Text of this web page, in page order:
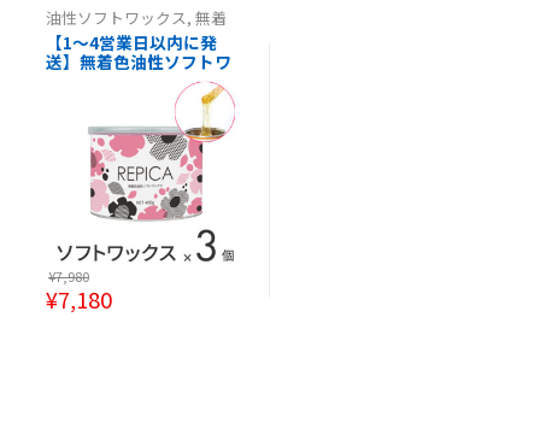
油性ソフトワックス,無着
色油性ソフトワックス
【1～4営業日以内に発
送】無着色油性ソフトワ
ックス 400ml（敏感肌
用） 3個 肌に優しいワッ
クス脱毛・ブラジリアン
ワックス 【日本製】REPI
¥7,180
¥7,980